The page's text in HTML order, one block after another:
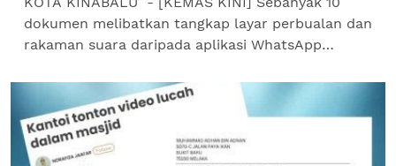
dokumen melibatkan tangkap layar perbualan dan
rakaman suara daripada aplikasi WhatsApp
Mahathir dipaparkan di...